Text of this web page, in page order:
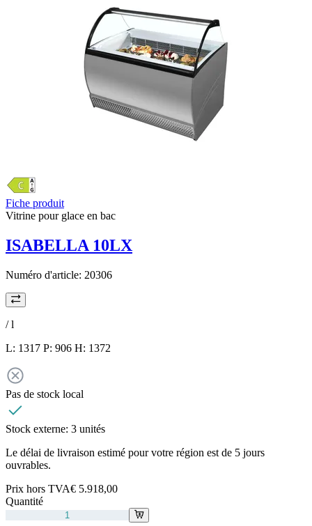
Fiche produit
Vitrine pour glace en bac
ISABELLA 10LX
Numéro d'article: 20306
/l
L: 1317 P: 906 H: 1372
Pas de stock local
Stock externe: 3 unités
Le délai de livraison estimé pour votre région est de 5 jours
ouvrables.
Prix hors TVA€ 5.918,00
Quantité